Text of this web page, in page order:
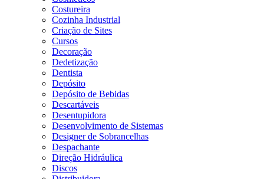
Costureira
Cozinha Industrial
Criação de Sites
Cursos
Decoração
Dedetização
Dentista
Depósito
Depósito de Bebidas
Descartáveis
Desentupidora
Desenvolvimento de Sistemas
Designer de Sobrancelhas
Despachante
Direção Hidráulica
Discos